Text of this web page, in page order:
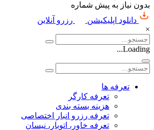
بدون نیاز به پیش شماره
دانلود اپلیکیشن
رزرو آنلاین
×
Loading...
تعرفه ها
تعرفه کارگر
هزینه بسته بندی
تعرفه رزرو انبار اختصاصی
تعرفه خاور، اتوبار، نیسان